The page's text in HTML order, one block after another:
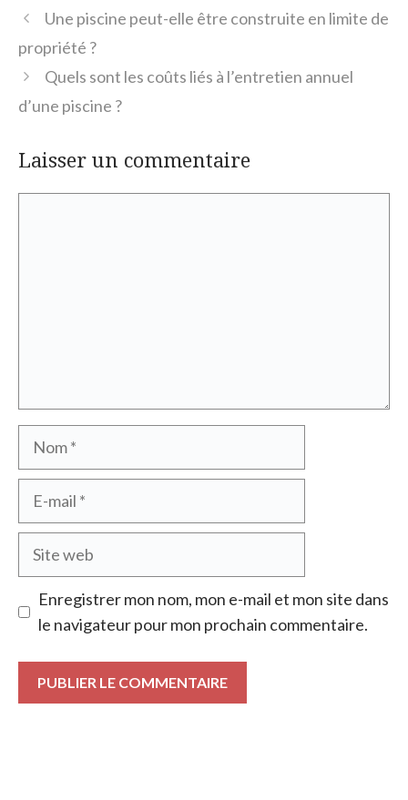
Une piscine peut-elle être construite en limite de
propriété ?
Quels sont les coûts liés à l’entretien annuel
d’une piscine ?
Laisser un commentaire
Nom
Site
Enregistrer mon nom, mon e-mail et mon site dans
le navigateur pour mon prochain commentaire.